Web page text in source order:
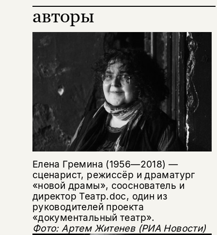
авторы
Елена Гремина (1956—2018) —
сценарист, режиссёр и драматург
«новой драмы», сооснователь и
директор Театр.doc, один из
руководителей проекта
«документальный театр».
Фото: Артем Житенев (РИА Новости)